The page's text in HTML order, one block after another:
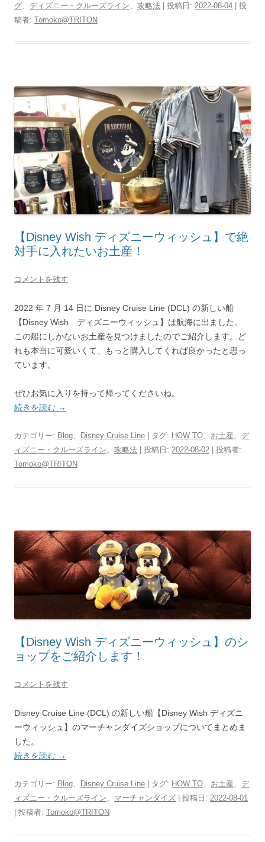
グ、 ディズニー・クルーズライン、 攻略法 | 投稿日: 2022-08-04
投
稿者: Tomoko@TRITON
【Disney Wish ディズニーウィッシュ】で絶
対手に入れたいお土産！
コメントを残す
2022 年 7 月 14 日に Disney Cruise Line (DCL) の新しい船
【Disney Wish ディズニーウィッシュ】は航海に出ました。
この船にしかないお土産を見つけましたのでご紹介します。ど
れも本当に可愛いくて、もっと購入してくれば良かったと思っ
ています。
ぜひお気に入りを持って帰ってくださいね。
続きを読む →
カテゴリー: Blog、 Disney Cruise Line | タグ: HOW TO、 お土産、 デ
ィズニー・クルーズライン、 攻略法 | 投稿日: 2022-08-02
投稿者:
Tomoko@TRITON
【Disney Wish ディズニーウィッシュ】のシ
ョップをご紹介します！
コメントを残す
Disney Cruise Line (DCL) の新しい船【Disney Wish ディズニ
ーウィッシュ】のマーチャンダイズショップについてまとめま
した。
続きを読む →
カテゴリー: Blog、 Disney Cruise Line | タグ: HOW TO、 お土産、 デ
ィズニー・クルーズライン、 マーチャンダイズ | 投稿日: 2022-08-01
投稿者: Tomoko@TRITON